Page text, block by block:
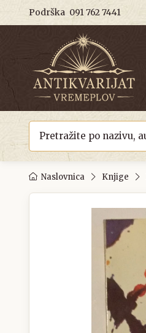
Podrška 091 762 7441
Naslovnica Knjige